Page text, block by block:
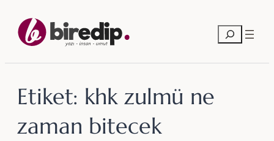
geç
Ara
Etiket: khk zulmü ne
zaman bitecek